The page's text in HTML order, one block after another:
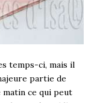
temps-ci, mais il
partie de
matin ce qui peut